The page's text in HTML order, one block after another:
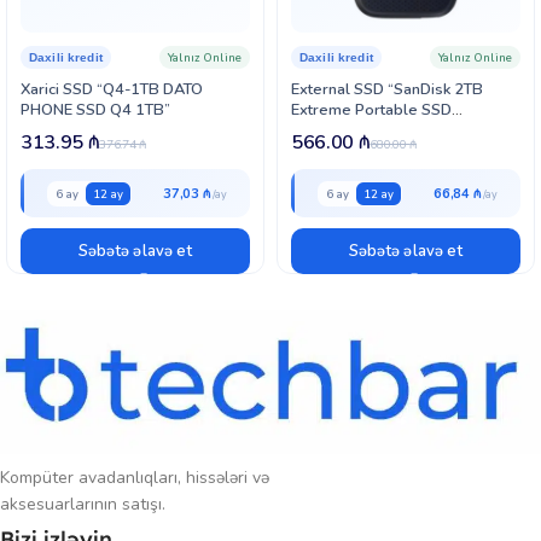
Korroziya və zədələnməyə davamlıdır: IPX7, temperatur və rentgen
Xarici SSD “Q4-1TB DATO
PHONE SSD Q4 1TB”
Daxili kredit Yalnız Online
376.74₼
313.95₼
6 ay 12 ay 37,03 ₼
Səbətə əlavə et
External SSD “SanDisk 2TB
Extreme Portable SSD
(SDSSDE61-2T00-G25)”
Daxili kredit Yalnız Online
680.00₼
566.00 ₼
6 ay 12 ay 66,84 ₼
Səbətə əlavə et
Kompüter avadanlıqları, hissələri və
aksesuarlarının satışı.